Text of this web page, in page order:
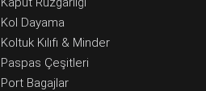
Kol Dayama
Koltuk Kılıfı & Minder
Paspas Çeşitleri
Port Bagajlar